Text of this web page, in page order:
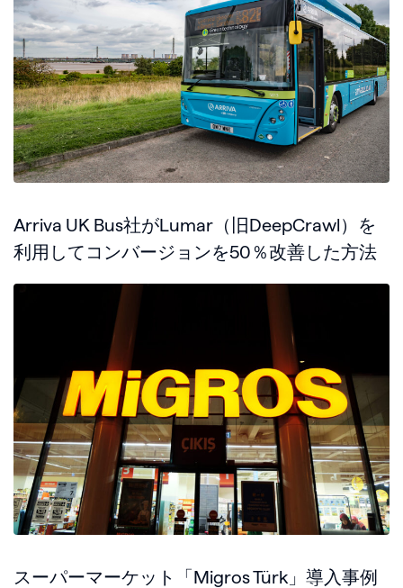
Arriva UK Bus社がLumar（旧DeepCrawl）を
利用してコンバージョンを50％改善した方法
スーパーマーケット「Migros Türk」導入事例